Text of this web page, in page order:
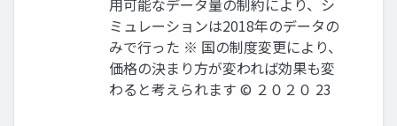
ミュレーションは2018年のデータの
みで⾏った ※ 国の制度変更により、
価格の決まり⽅が変われば効果も変
わると考えられます © ２０２０ 23